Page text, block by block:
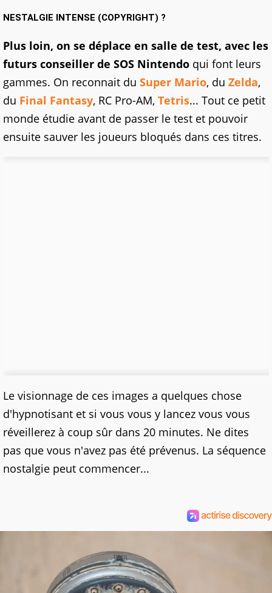
NESTALGIE INTENSE (COPYRIGHT) ?
Plus loin, on se déplace en salle de test, avec les
futurs conseiller de SOS Nintendo qui font leurs
gammes. On reconnait du Super Mario, du Zelda,
du Final Fantasy, RC Pro-AM, Tetris... Tout ce petit
monde étudie avant de passer le test et pouvoir
ensuite sauver les joueurs bloqués dans ces titres.
Le visionnage de ces images a quelques chose
d'hypnotisant et si vous vous y lancez vous vous
réveillerez à coup sûr dans 20 minutes. Ne dites
pas que vous n'avez pas été prévenus. La séquence
nostalgie peut commencer...